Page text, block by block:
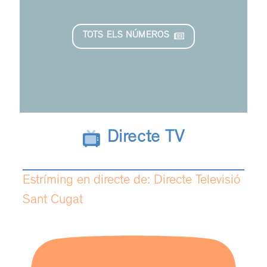
TOTS ELS NÚMEROS
Directe TV
Estríming en directe de: Directe Televisió
Sant Cugat